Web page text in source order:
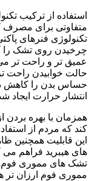
استفاده از ترکیب
متفاوتی برای مصرف
تکنولوژی فنرهای
چرخیدن روی تشک را
عمیق تر و راحت تر
حالت خوابیدن راحت
حساس بدن را کاهش
انتشار حرارت ایجاد
همزمان با بهره
کند که مردم از
این قابلیت همچنین
های هیبرید فراهم
تشک های مموری فوم
مموری فوم ارزان تر